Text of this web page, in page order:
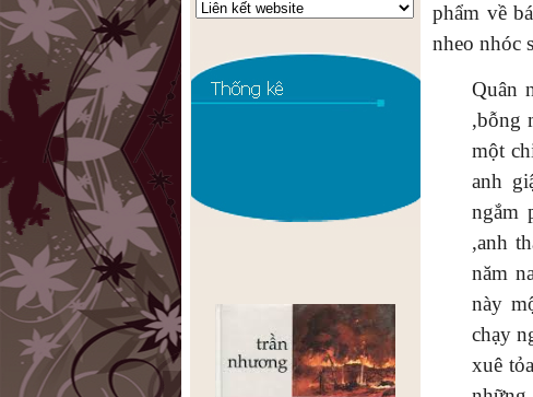
phẩm về
nheo nhóc
Quân
,bỗng
một
anh
ngắm
,anh
năm
này
chạy
xuê